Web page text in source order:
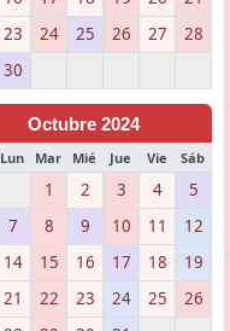
23 24 25 26 27
28
30
Octubre 2024
Lun Mar Mié Jue Vie Sáb
1 2 3 4
5
7 8 9 10 11
12
14 15 16 17 18
19
21 22 23 24 25
26